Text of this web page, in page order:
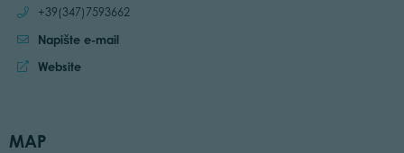
Call:
+39(347)7593662
Napište e-mail
Website:
Website
MAP